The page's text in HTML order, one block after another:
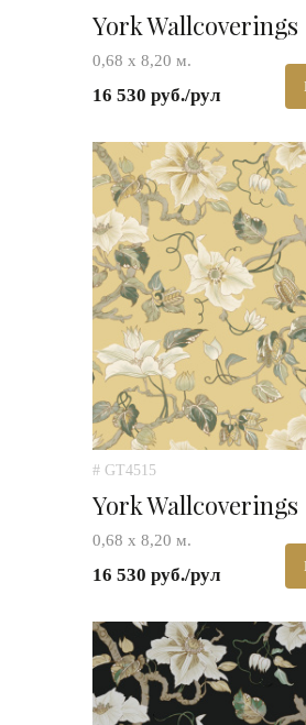
York Wallcoverings
0,68 х 8,20 м.
16 530 руб./рул
# GT4515
York Wallcoverings
0,68 х 8,20 м.
16 530 руб./рул